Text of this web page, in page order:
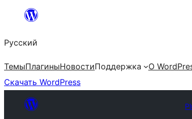
Перейти
содержимому
Русский
ТемыПлагиныНовостиПоддержка О
Скачать WordPress